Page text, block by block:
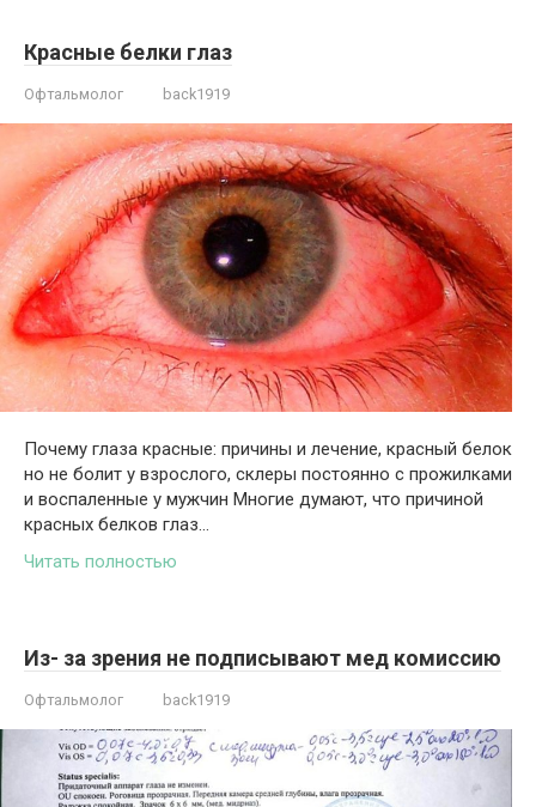
Красные белки глаз
Офтальмолог back1919
Почему глаза красные: причины и лечение, красный белок
но не болит у взрослого, склеры постоянно с прожилками
и воспаленные у мужчин Многие думают, что причиной
красных белков глаз…
Читать полностью
Из- за зрения не подписывают мед комиссию
Офтальмолог back1919